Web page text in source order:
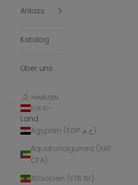
Anlass
Katalog
Über uns
ANMELDEN
EUR €
Land
Ägypten (EGP ج.م)
Äquatorialguinea (XAF
CFA)
Äthiopien (ETB Br)